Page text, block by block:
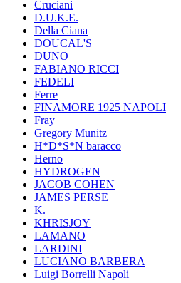
Cruciani
D.U.K.E.
Della Ciana
DOUCAL'S
DUNO
FABIANO RICCI
FEDELI
Ferre
FINAMORE 1925 NAPOLI
Fray
Gregory Munitz
H*D*S*N baracco
Herno
HYDROGEN
JACOB COHEN
JAMES PERSE
K.
KHRISJOY
LAMANO
LARDINI
LUCIANO BARBERA
Luigi Borrelli Napoli